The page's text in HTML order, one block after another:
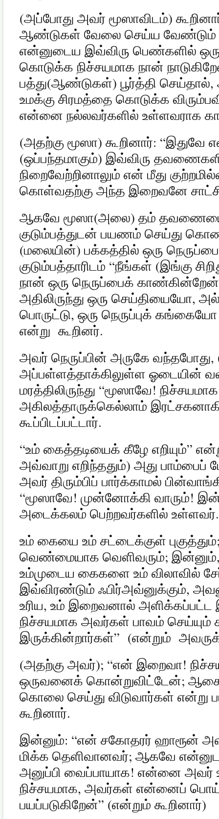
(அப்போது அவர் மூஸாவிடம்)
ஆண்டுகள் வேலை செய்ய வேண்டும்
என்னுடைய இவ்விரு பெண்களில்
கொடுக்க நிச்சயமாக நான்
பத்து(ஆண்டுகள்) பூர்த்தி செய்தால்,
உமக்கு சிரமத்தை கொடுக்க
என்னை நல்லவர்களில் உள்ளவராக
(அதற்கு மூஸா) கூறினார்: “இதுவே
(ஒப்பந்தமாகும்) இவ்விரு
நிறைவேற்றினாலும் என் மீது
கொள்வதற்கு அந்த இறைவனே
ஆகவே மூஸா(அலை) தம் தவணையை
குடும்பத்துடன் பயணம் செய்து
(மலையின்) பக்கத்தில் ஒரு
குடும்பத்தாரிடம் “நீங்கள் (இங்கு
நான் ஒரு நெருப்பைக் காண்கின்றேன்
அதிலிருந்து ஒரு செய்தியையோ,
பொருட்டு, ஒரு நெருப்புக்
என்று கூறினர்.
அவர் நெருப்பின் அருகே வந்தபோது,
அப்பள்ளத்தாக்கிலுள்ள ஓடையின்
மரத்திலிருந்து “மூஸாவே!
அகிலத்தாருக்கெல்லாம்
கூப்பிடப்பட்டார்.
“உம் கைத்தடியைக் கீழே எறியும்”
அவ்வாறு எறிந்ததும்) அது பாம்பைப்
அவர் திரும்பிப் பார்க்காமல்
“மூஸாவே! முன்னோக்கி வாரும்!
அடைக்கலம் பெற்றவர்களில் உள்ளவர்
உம் கையை உம் சட்டைக்குள் புகுத்தும்
வெண்மையாக வெளிவரும்; இன்னும்
உம்முடைய கைகளை உம் விலாவில்
இவ்விரண்டும் ஃபிர்அவ்னுக்கும்,
உரிய, உம் இறைவனால் அளிக்கப்பட்ட
நிச்சயமாக அவர்கள் பாவம் செய்யும்
இருக்கின்றார்கள்” (என்றும்
(அதற்கு அவர்); “என் இறைவா!
ஒருவனைக் கொன்றுவிட்டேன்;
கொலை செய்து விடுவார்கள் என்று
கூறினார்.
இன்னும்: “என் சகோதரர் ஹாரூன்
மிக்க தெளிவானவர்; ஆகவே
அனுப்பி வைப்பாயாக! என்னை அவர்
நிச்சயமாக, அவர்கள் என்னைப்
பயப்படுகிறேன்” (என்றும் கூறினார்)